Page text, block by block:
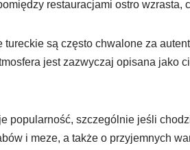
restauracjami ostro wzrasta,
tureckie są często chwalone za
jest zazwyczaj opisana jako
popularność, szczególnie jeśli
i meze, a także o przyjemnych